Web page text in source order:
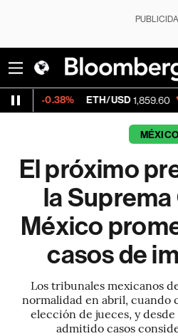
ETH/USD 1,859.60 -0.42%
MÉXICO
El próximo
la
México
casos de
Los tribunales mexicanos
normalidad en abril, cuando
elección de jueces, y
admitido casos